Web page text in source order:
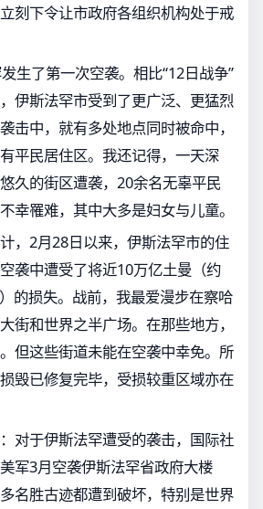
刻下令让市政府各组织机构处于戒
生了第一次空袭。相比“12日战争”
伊斯法罕市受到了更广泛、更猛烈
击中，就有多处地点同时被命中，
平民居住区。我还记得，一天深
久的街区遭袭，20余名无辜平民
幸罹难，其中大多是妇女与儿童。
，2月28日以来，伊斯法罕市的住
袭中遭受了将近10万亿土曼（约
的损失。战前，我最爱漫步在察哈
街和世界之半广场。在那些地方，
但这些街道未能在空袭中幸免。所
毁已修复完毕，受损较重区域亦在
对于伊斯法罕遭受的袭击，国际社
军3月空袭伊斯法罕省政府大楼
名胜古迹都遭到破坏，特别是世界